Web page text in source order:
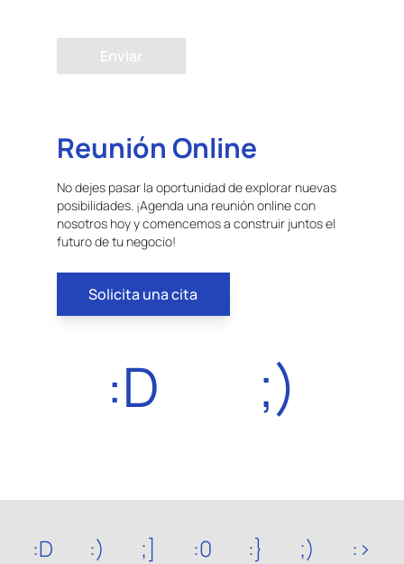
Enviar
Reunión Online
No dejes pasar la oportunidad de explorar nuevas
posibilidades. ¡Agenda una reunión online con
nosotros hoy y comencemos a construir juntos el
futuro de tu negocio!
Solicita una cita
:D ;)
:D :) ;] :0 :} ;) :>